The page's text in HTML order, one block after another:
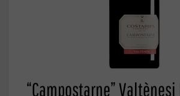
“Campostarne”